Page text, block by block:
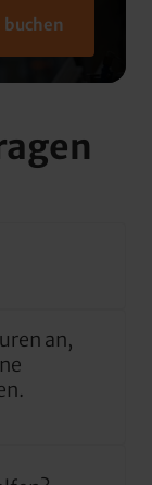
buchen
eine an,